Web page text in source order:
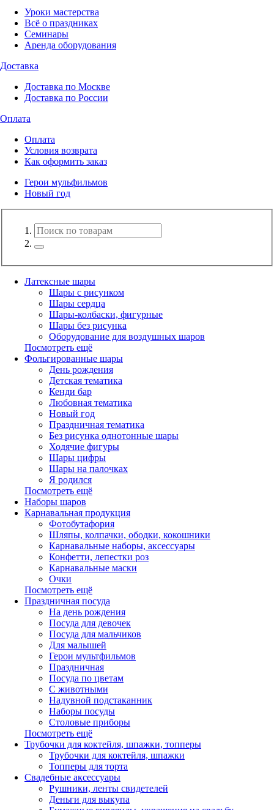
Уроки мастерства
Всё о праздниках
Семинары
Аренда оборудования
Доставка
Доставка по Москве
Доставка по России
Оплата
Оплата
Условия возврата
Как оформить заказ
Герои мульфильмов
Новый год
Латексные шары
Шары с рисунком
Шары сердца
Шары-колбаски, фигурные
Шары без рисунка
Оборудование для воздушных шаров
Посмотреть ещё
Фольгированные шары
День рождения
Детская тематика
Кенди бар
Любовная тематика
Новый год
Праздничная тематика
Без рисунка однотонные шары
Ходячие фигуры
Шары цифры
Шары на палочках
Я родился
Посмотреть ещё
Наборы шаров
Карнавальная продукция
Фотобутафория
Шляпы, колпачки, ободки, кокошники
Карнавальные наборы, аксессуары
Конфетти, лепестки роз
Карнавальные маски
Очки
Посмотреть ещё
Праздничная посуда
На день рождения
Посуда для девочек
Посуда для мальчиков
Для малышей
Герои мультфильмов
Праздничная
Посуда по цветам
С животными
Надувной подстаканник
Наборы посуды
Столовые приборы
Посмотреть ещё
Трубочки для коктейля, шпажки, топперы
Трубочки для коктейля, шпажки
Топперы для торта
Свадебные аксессуары
Рушники, ленты свидетелей
Деньги для выкупа